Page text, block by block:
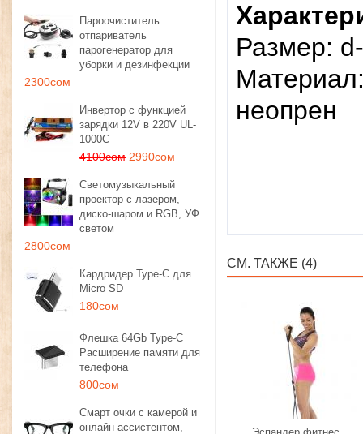
Пароочиститель
отпариватель
парогенератор для
уборки и дезинфекции
2300сом
Инвертор с функцией
зарядки 12V в 220V UL-
1000C
4100сом 2990сом
Светомузыкальный
проектор с лазером,
диско-шаром и RGB, УФ
светом
2800сом
Кардридер Type-C для
Micro SD
180сом
Флешка 64Gb Type-C
Расширение памяти для
телефона
800сом
Смарт очки с камерой и
онлайн ассистентом,
Размер:
неопрен
СМ. ТАКЖЕ (4)